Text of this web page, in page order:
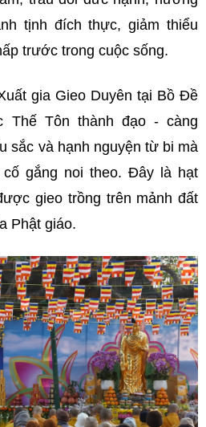
tịnh đích thực, giảm thiểu
trước trong cuộc sống.
gia Gieo Duyên tại Bồ Đề
Tôn thành đạo - càng
sắc và hạnh nguyện từ bi mà
gắng noi theo. Đây là hạt
gieo trồng trên mảnh đất
Phật giáo.